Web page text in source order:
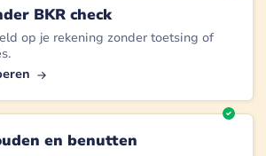
BKR check
op je rekening zonder toetsing of
en benutten